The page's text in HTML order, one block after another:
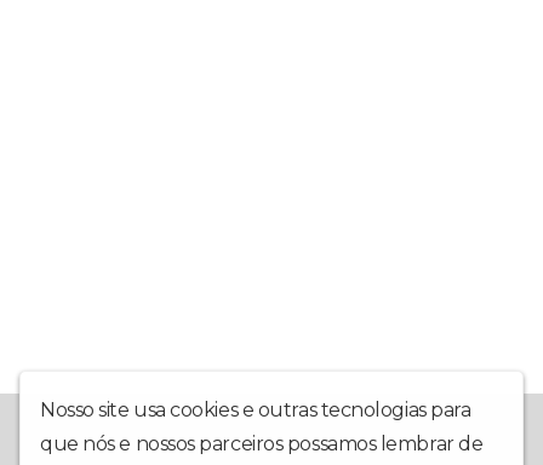
Nosso site usa cookies e outras tecnologias para
que nós e nossos parceiros possamos lembrar de
ao longo das décadas seguintes, a emissora mudou de